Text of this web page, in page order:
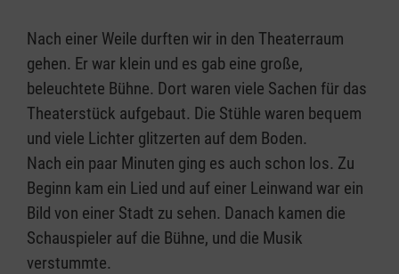
Nach einer Weile durften wir in den Theaterraum
gehen. Er war klein und es gab eine große,
beleuchtete Bühne. Dort waren viele Sachen für das
Theaterstück aufgebaut. Die Stühle waren bequem
und viele Lichter glitzerten auf dem Boden.
Nach ein paar Minuten ging es auch schon los. Zu
Beginn kam ein Lied und auf einer Leinwand war ein
Bild von einer Stadt zu sehen. Danach kamen die
Schauspieler auf die Bühne, und die Musik
verstummte.